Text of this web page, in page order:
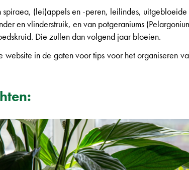
(lei)appels en -peren, leilindes,
en vlinderstruik, en van potgeraniums
Die zullen dan volgend jaar bloeien.
in de gaten voor tips voor het organiseren